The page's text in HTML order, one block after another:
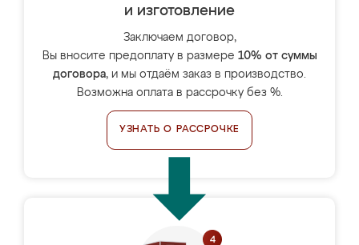
и изготовление
Заключаем договор,
Вы вносите предоплату в размере 10% от суммы
договора, и мы отдаём заказ в производство.
Возможна оплата в рассрочку без %.
УЗНАТЬ О РАССРОЧКЕ